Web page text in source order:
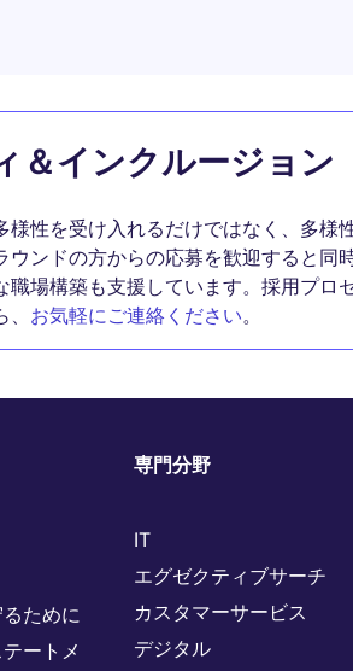
＆インクルージョン
様性を受け入れるだけではなく、多様
ウンドの方からの応募を歓迎すると同
職場構築も支援しています。採用プロ
お気軽にご連絡ください。
ために
ートメ
専門分野
IT
エグゼクティブサーチ
カスタマーサービス
デジタル